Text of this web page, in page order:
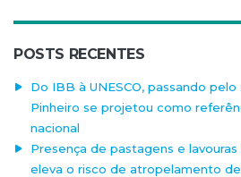
POSTS RECENTES
Do IBB à UNESCO, passando
Pinheiro se projetou como
nacional
Presença de pastagens e
eleva o risco de atropelamento